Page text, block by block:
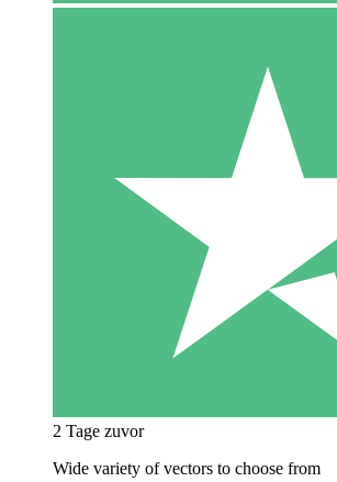
2 Tage zuvor
Wide variety of vectors to choose from